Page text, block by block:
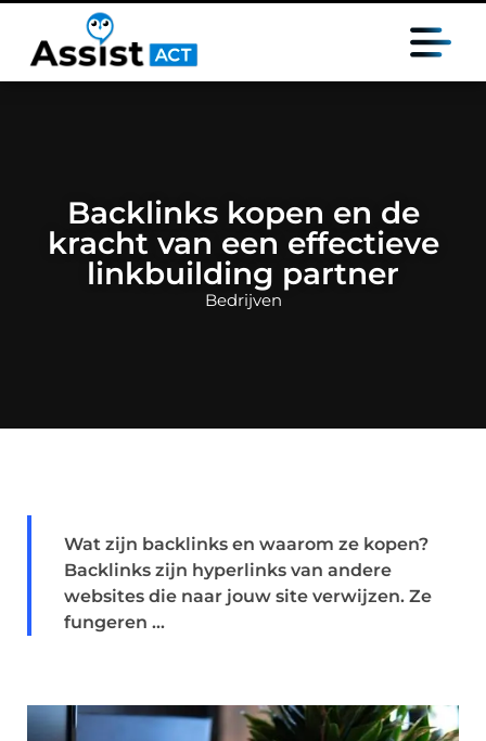
Backlinks kopen en de
kracht van een effectieve
linkbuilding partner
Bedrijven
Wat zijn backlinks en waarom ze kopen?
Backlinks zijn hyperlinks van andere
websites die naar jouw site verwijzen. Ze
fungeren ...